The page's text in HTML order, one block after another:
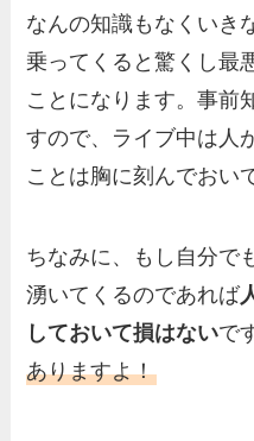
なんの知識もなくいき
乗ってくると驚くし最
ことになります。事前
すので、ライブ中は人
ことは胸に刻んでおい
ちなみに、もし自分で
湧いてくるのであれば
しておいて損はないで
ありますよ！